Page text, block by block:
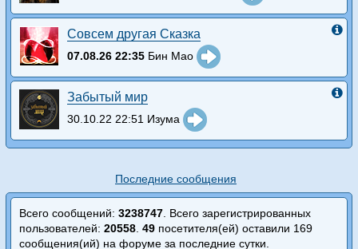
Совсем другая Сказка
07.08.26 22:35 Бин Мао
Забытый мир
30.10.22 22:51 Изума
Последние сообщения
Всего сообщений: 3238747. Всего зарегистрированных
пользователей: 20558. 49 посетителя(ей) оставили 169
сообщения(ий) на форуме за последние сутки.